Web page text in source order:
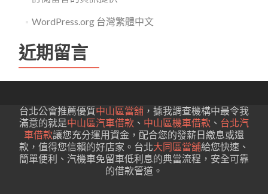
WordPress.org 台灣繁體中文
近期留言
台北公會推薦優質中山區當舖 ，據我調查機構中最令我
滿意的就是中山區汽車借款 、 中山區機車借款 、 台北汽
車借款讓您充分運用資金，配合您的發薪日繳息或還
款，值得您信賴的好店家。台北大同區當舖給您快速、
簡單便利、汽機車免留車低利息的典當流程，安全可靠
的借款管道。